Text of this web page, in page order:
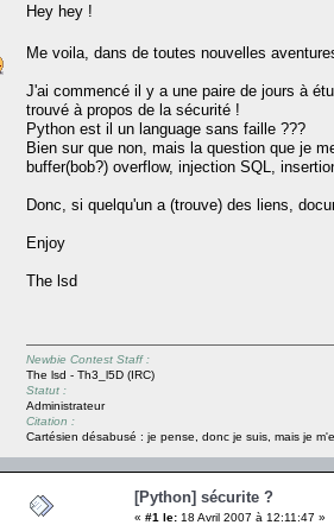
Hey hey !
Me voila, dans de toutes nouvelles
J'ai commencé il y a une paire de jours à
trouvé à propos de la sécurité !
Python est il un language sans faille ???
Bien sur que non, mais la question que je
buffer(bob?) overflow, injection SQL,
Donc, si quelqu'un a (trouve) des liens,
Enjoy
The lsd
Newbie Contest Staff :
The lsd - Th3_l5D (IRC)
Statut :
Administrateur
Citation :
Cartésien désabusé : je pense, donc je suis, mais je
[Python] sécurite ?
« #1 le: 18 Avril 2007 à 12:11:47 »